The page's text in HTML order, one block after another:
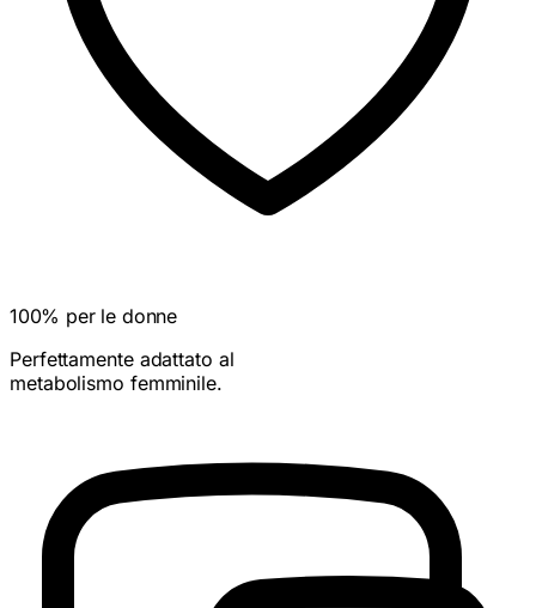
100% per le donne
Perfettamente adattato al
metabolismo femminile.